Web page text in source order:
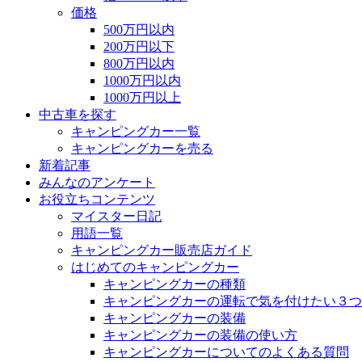
価格
500万円以内
200万円以下
800万円以内
1000万円以内
1000万円以上
中古車を探す
キャンピングカー一覧
キャンピングカーを売る
新着記事
みんなのアンケート
お役立ちコンテンツ
マイスター日記
用語一覧
キャンピングカー販売店ガイド
はじめてのキャンピングカー
キャンピングカーの種類
キャンピングカーの運転で気を付けたい３
キャンピングカーの装備
キャンピングカーの装備の使い方
キャンピングカーについてのよくある質問